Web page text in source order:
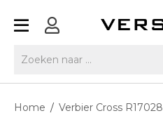
Home / Verbier Cross R17028